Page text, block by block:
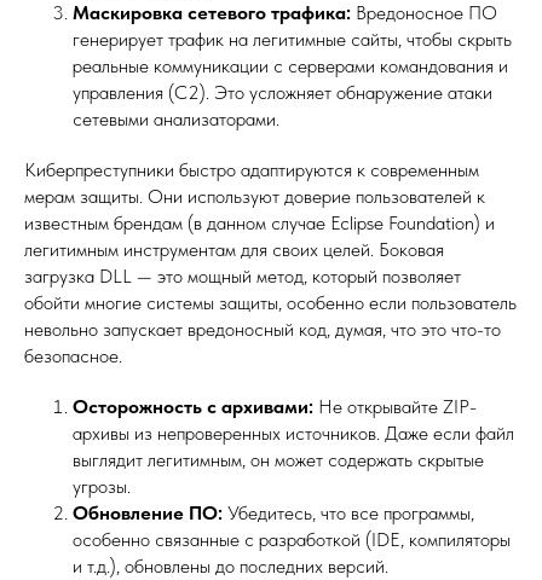
Маскировка сетевого трафика: Вредоносное ПО
генерирует трафик на легитимные сайты, чтобы скрыть
реальные коммуникации с серверами командования и
управления (C2). Это усложняет обнаружение атаки
сетевыми анализаторами.
Киберпреступники быстро адаптируются к современным
мерам защиты. Они используют доверие пользователей к
известным брендам (в данном случае Eclipse Foundation) и
легитимным инструментам для своих целей. Боковая
загрузка DLL — это мощный метод, который позволяет
обойти многие системы защиты, особенно если пользователь
невольно запускает вредоносный код, думая, что это что-то
безопасное.
Осторожность с архивами: Не открывайте ZIP-
архивы из непроверенных источников. Даже если файл
выглядит легитимным, он может содержать скрытые
угрозы.
Обновление ПО: Убедитесь, что все программы,
особенно связанные с разработкой (IDE, компиляторы
и т.д.), обновлены до последних версий.